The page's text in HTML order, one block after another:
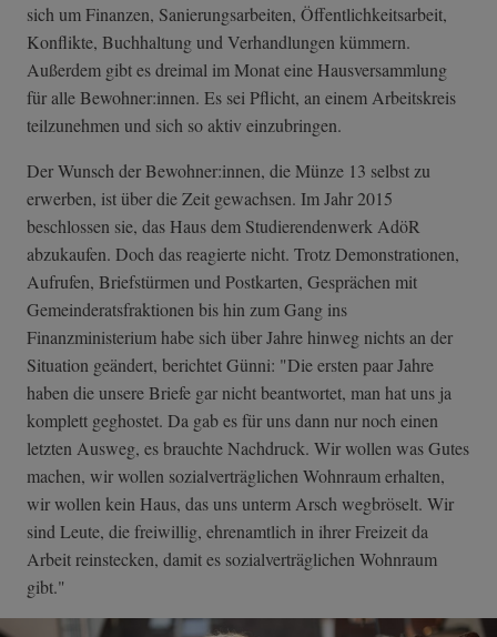
sich um Finanzen, Sanierungsarbeiten, Öffentlichkeitsarbeit,
Konflikte, Buchhaltung und Verhandlungen kümmern.
Außerdem gibt es dreimal im Monat eine Hausversammlung
für alle Bewohner:innen. Es sei Pflicht, an einem Arbeitskreis
teilzunehmen und sich so aktiv einzubringen.
Der Wunsch der Bewohner:innen, die Münze 13 selbst zu
erwerben, ist über die Zeit gewachsen. Im Jahr 2015
beschlossen sie, das Haus dem Studierendenwerk AdöR
abzukaufen. Doch das reagierte nicht. Trotz Demonstrationen,
Aufrufen, Briefstürmen und Postkarten, Gesprächen mit
Gemeinderatsfraktionen bis hin zum Gang ins
Finanzministerium habe sich über Jahre hinweg nichts an der
Situation geändert, berichtet Günni: "Die ersten paar Jahre
haben die unsere Briefe gar nicht beantwortet, man hat uns ja
komplett geghostet. Da gab es für uns dann nur noch einen
letzten Ausweg, es brauchte Nachdruck. Wir wollen was Gutes
machen, wir wollen sozialverträglichen Wohnraum erhalten,
wir wollen kein Haus, das uns unterm Arsch wegbröselt. Wir
sind Leute, die freiwillig, ehrenamtlich in ihrer Freizeit da
Arbeit reinstecken, damit es sozialverträglichen Wohnraum
gibt."